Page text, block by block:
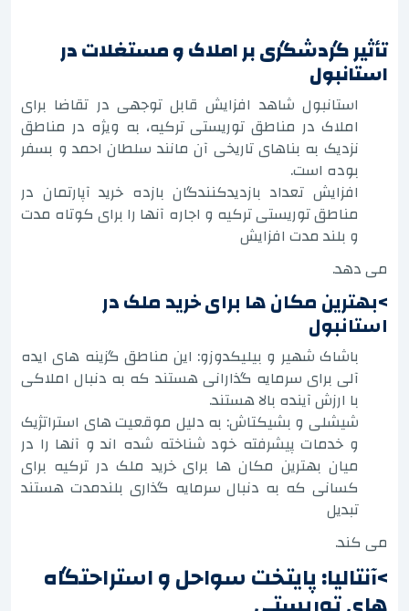
تأثیر گردشگری بر املاک و مستغلات در
استانبول
استانبول شاهد افزایش قابل توجهی در تقاضا برای
املاک در مناطق توریستی ترکیه، به ویژه در مناطق
نزدیک به بناهای تاریخی آن مانند سلطان احمد و بسفر
بوده است.
افزایش تعداد بازدیدکنندگان بازده خرید آپارتمان در
مناطق توریستی ترکیه و اجاره آنها را برای کوتاه مدت
و بلند مدت افزایش
می دهد.
>بهترین مکان ها برای خرید ملک در
استانبول
باشاک شهیر و بیلیکدوزو: این مناطق گزینه های ایده
آلی برای سرمایه گذارانی هستند که به دنبال املاکی
با ارزش آینده بالا هستند.
شیشلی و بشیکتاش: به دلیل موقعیت های استراتژیک
و خدمات پیشرفته خود شناخته شده اند و آنها را در
میان بهترین مکان ها برای خرید ملک در ترکیه برای
کسانی که به دنبال سرمایه گذاری بلندمدت هستند
تبدیل
می کند.
>آنتالیا: پایتخت سواحل و استراحتگاه